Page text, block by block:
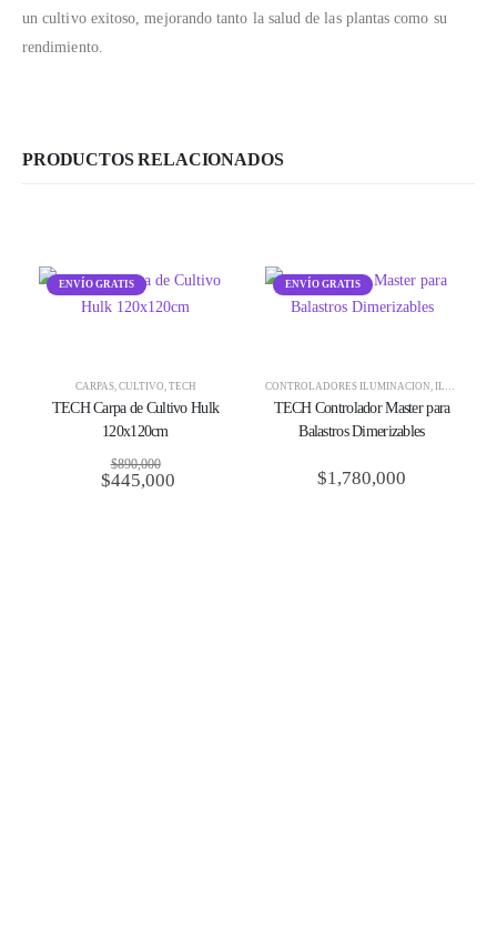
un cultivo exitoso, mejorando tanto la salud de las plantas como su
rendimiento.
PRODUCTOS RELACIONADOS
ENVÍO GRATIS
CARPAS, CULTIVO, TECH
TECH Carpa de Cultivo Hulk
120x120cm
$890,000
$445,000
ENVÍO GRATIS
CONTROLADORES ILUMINACIÓN, ILUMINACIÓN
TECH Controlador Master para
Balastros Dimerizables
$1,780,000